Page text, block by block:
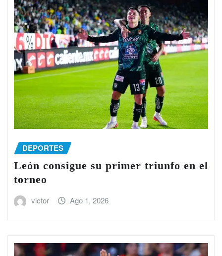
DEPORTES
León consigue su primer triunfo en el
torneo
victor Ago 1, 2026